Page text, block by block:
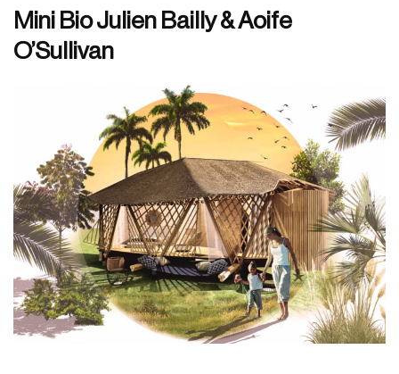
Mini Bio Julien Bailly & Aoife
O’Sullivan